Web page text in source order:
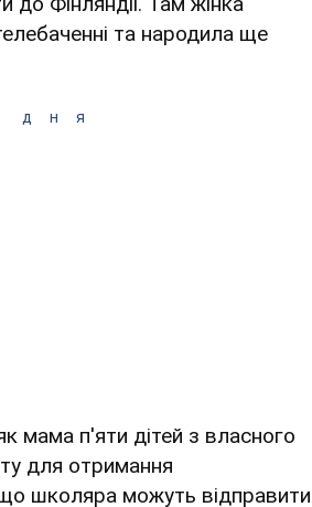
та народила ще
дня
мама п'яти дітей з власного
для отримання
школяра можуть відправити